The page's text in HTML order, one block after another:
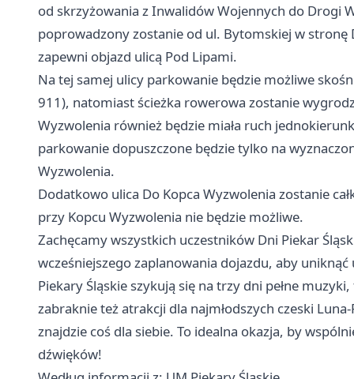
od skrzyżowania z Inwalidów Wojennych do Drogi
poprowadzony zostanie od ul. Bytomskiej w
zapewni objazd ulicą Pod Lipami.
Na tej samej ulicy parkowanie będzie możliwe
911), natomiast ścieżka rowerowa zostanie
Wyzwolenia również będzie miała ruch
parkowanie dopuszczone będzie tylko na
Wyzwolenia.
Dodatkowo ulica Do Kopca Wyzwolenia zostanie
przy Kopcu Wyzwolenia nie będzie możliwe.
Zachęcamy wszystkich uczestników Dni Piekar
wcześniejszego zaplanowania dojazdu, aby
Piekary Śląskie szykują się na trzy dni pełne
zabraknie też atrakcji dla najmłodszych czeski
znajdzie coś dla siebie. To idealna okazja, by
dźwięków!